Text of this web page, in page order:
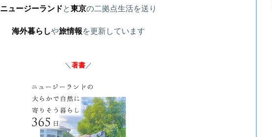
ニュージーランドと東京の二拠点生活を送り
海外暮らしや旅情報を更新しています
＼ 著書／